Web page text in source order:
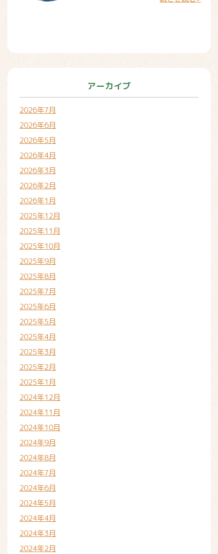
アーカイブ
2026年7月
2026年6月
2026年5月
2026年4月
2026年3月
2026年2月
2026年1月
2025年12月
2025年11月
2025年10月
2025年9月
2025年8月
2025年7月
2025年6月
2025年5月
2025年4月
2025年3月
2025年2月
2025年1月
2024年12月
2024年11月
2024年10月
2024年9月
2024年8月
2024年7月
2024年6月
2024年5月
2024年4月
2024年3月
2024年2月